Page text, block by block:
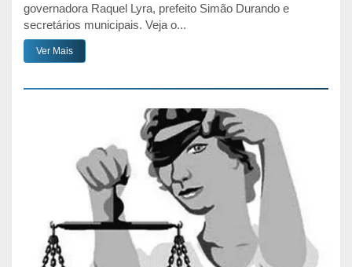
governadora Raquel Lyra, prefeito Simão Durando e
secretários municipais. Veja o...
Ver Mais